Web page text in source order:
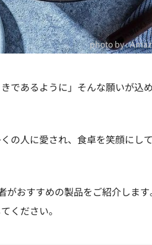
photo by :
であるように」そんな願いが込
の人に愛され、食卓を笑顔にし
おすすめの製品をご紹介しま
ください。